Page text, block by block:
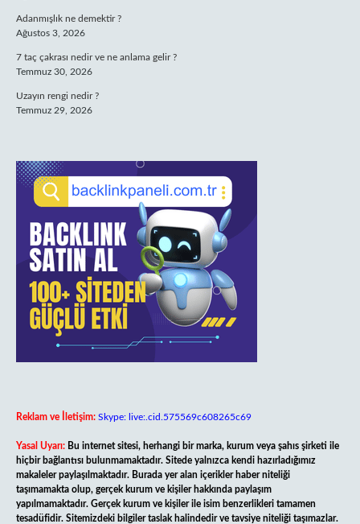
Adanmışlık ne demektir ?
Ağustos 3, 2026
7 taç çakrası nedir ve ne anlama gelir ?
Temmuz 30, 2026
Uzayın rengi nedir ?
Temmuz 29, 2026
Reklam ve İletişim: Skype: live:.cid.575569c608265c69
Yasal Uyarı: Bu internet sitesi, herhangi bir marka, kurum veya şahıs şirketi ile
hiçbir bağlantısı bulunmamaktadır. Sitede yalnızca kendi hazırladığımız
makaleler paylaşılmaktadır. Burada yer alan içerikler haber niteliği
taşımamakta olup, gerçek kurum ve kişiler hakkında paylaşım
yapılmamaktadır. Gerçek kurum ve kişiler ile isim benzerlikleri tamamen
tesadüfidir. Sitemizdeki bilgiler taslak halindedir ve tavsiye niteliği taşımazlar.